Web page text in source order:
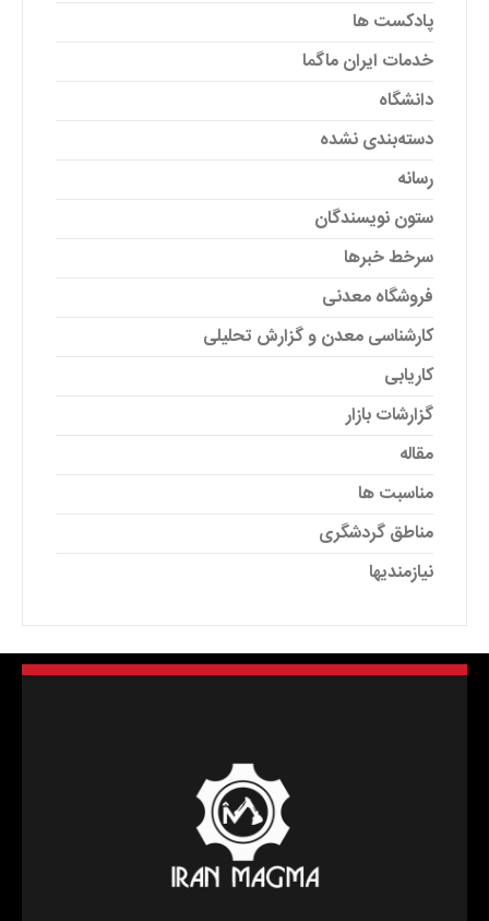
پادکست ها
خدمات ایران ماگما
دانشگاه
دسته‌بندی نشده
رسانه
ستون نویسندگان
سرخط خبرها
فروشگاه معدنی
کارشناسی معدن و گزارش تحلیلی
کاریابی
گزارشات بازار
مقاله
مناسبت ها
مناطق گردشگری
نیازمندیها